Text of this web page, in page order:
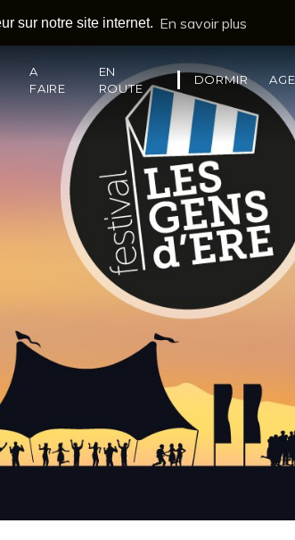
sur notre site internet. En savoir plus
A
FAIRE
EN
ROUTE
DORMIR